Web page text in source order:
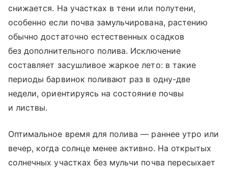
снижается. На участках в тени или полутени,
особенно если почва замульчирована, растению
обычно достаточно естественных осадков
без дополнительного полива. Исключение
составляет засушливое жаркое лето: в такие
периоды барвинок поливают раз в одну-две
недели, ориентируясь на состояние почвы
и листвы.
Оптимальное время для полива — раннее утро или
вечер, когда солнце менее активно. На открытых
солнечных участках без мульчи почва пересыхает